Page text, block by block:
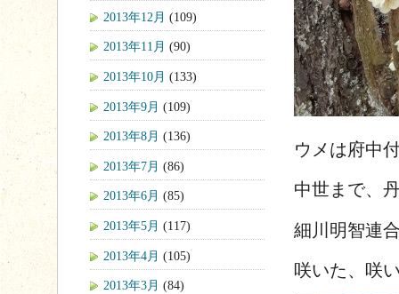
ウメは府中
中世まで、
細川明智連
咲いた、咲
2013年12月 (109)
2013年11月 (90)
2013年10月 (133)
2013年9月 (109)
2013年8月 (136)
2013年7月 (86)
2013年6月 (85)
2013年5月 (117)
2013年4月 (105)
2013年3月 (84)